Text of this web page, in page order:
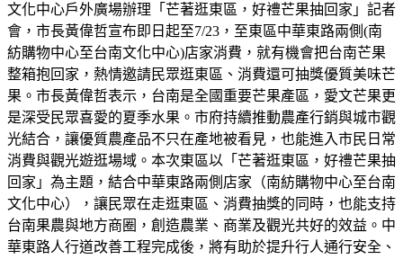
文化中心戶外廣場辦理「芒著逛東區，好禮芒果抽回家」記者
會，市長黃偉哲宣布即日起至7/23，至東區中華東路兩側(南
紡購物中心至台南文化中心)店家消費，就有機會把台南芒果
整箱抱回家，熱情邀請民眾逛東區、消費還可抽獎優質美味芒
果。市長黃偉哲表示，台南是全國重要芒果產區，愛文芒果更
是深受民眾喜愛的夏季水果。市府持續推動農產行銷與城市觀
光結合，讓優質農產品不只在產地被看見，也能進入市民日常
消費與觀光遊逛場域。本次東區以「芒著逛東區，好禮芒果抽
回家」為主題，結合中華東路兩側店家（南紡購物中心至台南
文化中心），讓民眾在走逛東區、消費抽獎的同時，也能支持
台南果農與地方商圈，創造農業、商業及觀光共好的效益。中
華東路人行道改善工程完成後，將有助於提升行人通行安全、